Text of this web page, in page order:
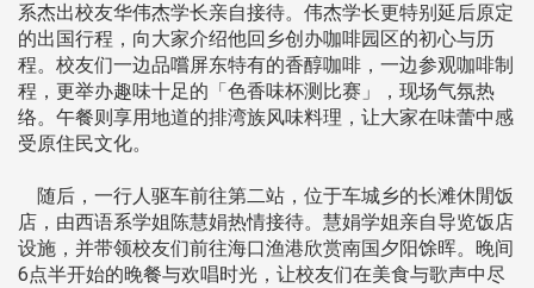
系杰出校友华伟杰学长亲自接待。伟杰学长更特别延后原定
的出国行程，向大家介绍他回乡创办咖啡园区的初心与历
程。校友们一边品嚐屏东特有的香醇咖啡，一边参观咖啡制
程，更举办趣味十足的「色香味杯测比赛」，现场气氛热
络。午餐则享用地道的排湾族风味料理，让大家在味蕾中感
受原住民文化。
随后，一行人驱车前往第二站，位于车城乡的长滩休閒饭
店，由西语系学姐陈慧娟热情接待。慧娟学姐亲自导览饭店
设施，并带领校友们前往海口渔港欣赏南国夕阳馀晖。晚间
6点半开始的晚餐与欢唱时光，让校友们在美食与歌声中尽